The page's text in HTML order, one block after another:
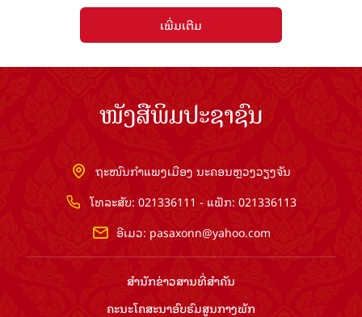
ເພີ່ມເຕີມ
ໜັງສືພິມປະຊາຊົນ
ຖະໜົນກຳແພງເມືອງ ນະຄອນຫຼວງວຽງຈັນ
ໂທລະສັບ: 021336111 - ແຟັກ: 021336113
ອີເມວ: pasaxonn@yahoo.com
ສຳ​ນັກ​ຂ່າວ​ສານ​ທີ່​ສຳ​ຄັນ​
ຄະນະໂຄສະນາອົບຮົມ​ສູນ​ກາງ​ພັກ